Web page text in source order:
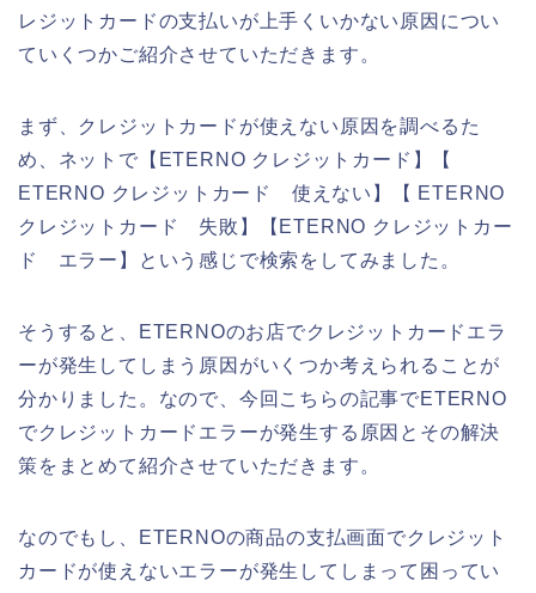
レジットカードの支払いが上手くいかない原因につい
ていくつかご紹介させていただきます。
まず、クレジットカードが使えない原因を調べるた
め、ネットで【ETERNO クレジットカード】【
ETERNO クレジットカード 使えない】【 ETERNO
クレジットカード 失敗】【ETERNO クレジットカー
ド エラー】という感じで検索をしてみました。
そうすると、ETERNOのお店でクレジットカードエラ
ーが発生してしまう原因がいくつか考えられることが
分かりました。なので、今回こちらの記事でETERNO
でクレジットカードエラーが発生する原因とその解決
策をまとめて紹介させていただきます。
なのでもし、ETERNOの商品の支払画面でクレジット
カードが使えないエラーが発生してしまって困ってい